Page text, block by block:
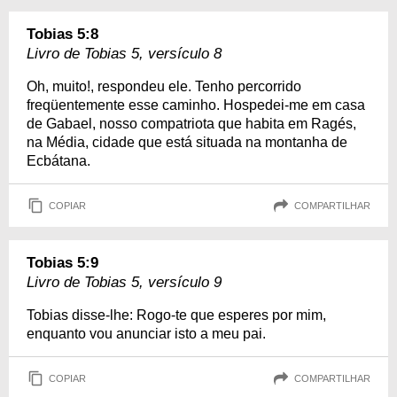
Tobias 5:8
Livro de Tobias 5, versículo 8
Oh, muito!, respondeu ele. Tenho percorrido
freqüentemente esse caminho. Hospedei-me em casa
de Gabael, nosso compatriota que habita em Ragés,
na Média, cidade que está situada na montanha de
Ecbátana.
COPIAR COMPARTILHAR
Tobias 5:9
Livro de Tobias 5, versículo 9
Tobias disse-lhe: Rogo-te que esperes por mim,
enquanto vou anunciar isto a meu pai.
COPIAR COMPARTILHAR